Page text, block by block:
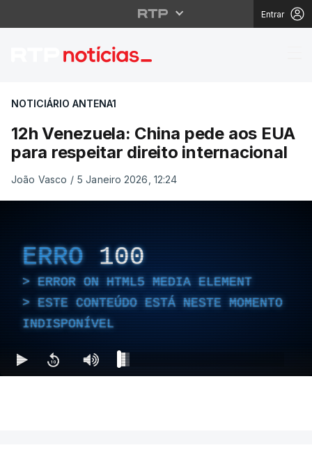
Entrar
12h Venezuela:
NOTICIÁRIO ANTENA1
12h Venezuela: China pede aos EUA
para respeitar direito internacional
João Vasco / 5 Janeiro 2026, 12:24
ERRO 100
ERROR ON HTML5 MEDIA ELEMENT
ESTE CONTEÚDO ESTÁ NESTE MOMENTO
INDISPONÍVEL